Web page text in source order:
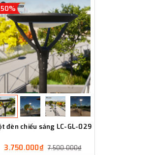
50%
Cột đèn chiếu sáng LC-GL-029
3.750.000₫ 7.500.000₫